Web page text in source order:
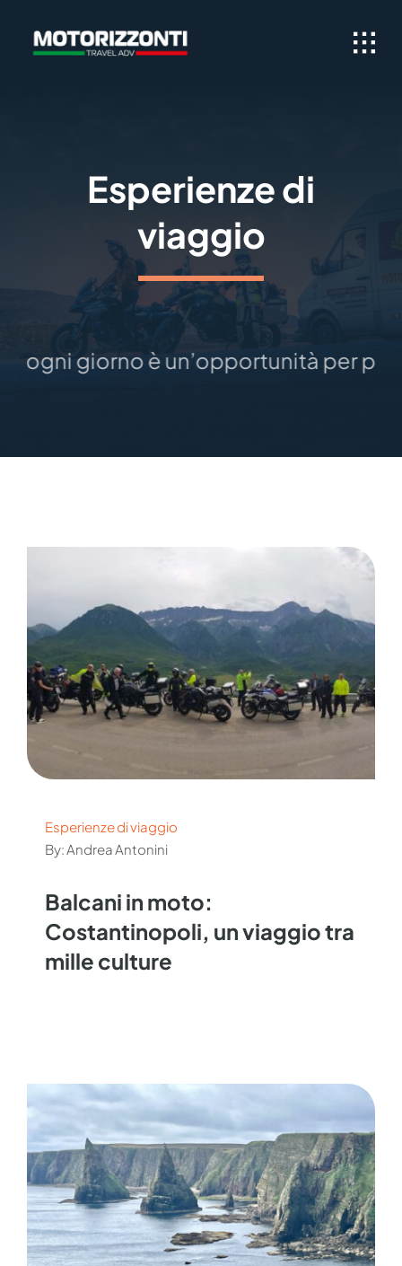
content
Esperienze di
viaggio
giorno è un’opportunità per
Esperienze di viaggio
By: Andrea Antonini
Balcani in moto:
Costantinopoli, un viaggio tra
mille culture